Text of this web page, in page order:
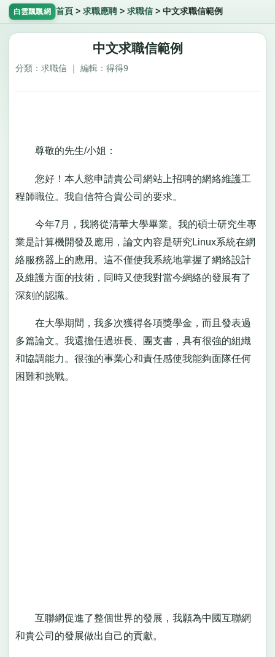
白雲飄飄網 首頁 > 求職應聘> 求職信> 中文求職信範例
中文求職信範例
分類：求職信 ｜ 編輯：得得9
尊敬的先生/小姐：
您好！本人慾申請貴公司網站上招聘的網絡維護工
程師職位。我自信符合貴公司的要求。
今年7月，我將從清華大學畢業。我的碩士研究生專
業是計算機開發及應用，論文內容是研究Linux系統在網
絡服務器上的應用。這不僅使我系統地掌握了網絡設計
及維護方面的技術，同時又使我對當今網絡的發展有了
深刻的認識。
在大學期間，我多次獲得各項獎學金，而且發表過
多篇論文。我還擔任過班長、團支書，具有很強的組織
和協調能力。很強的事業心和責任感使我能夠面隊任何
困難和挑戰。
互聯網促進了整個世界的發展，我願為中國互聯網
和貴公司的發展做出自己的貢獻。